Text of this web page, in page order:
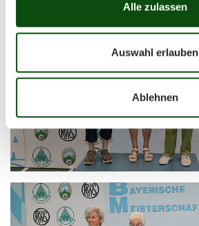
Alle zulassen
Auswahl erlauben
Ablehnen